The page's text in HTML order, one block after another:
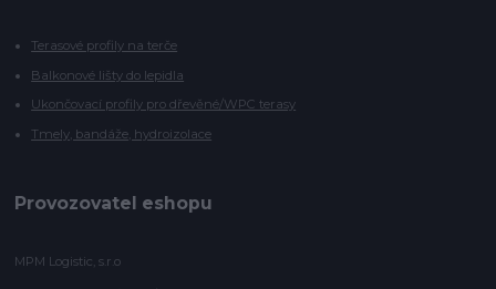
Terasové profily na terče
Balkonové lišty do lepidla
Ukončovací profily pro dřevěné/WPC terasy
Tmely, bandáže, hydroizolace
Provozovatel eshopu
MPM Logistic, s.r.o